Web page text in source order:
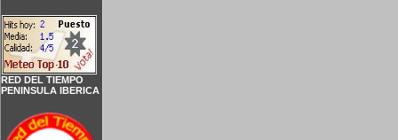
RED DEL TIEMPO
PENINSULA IBERICA